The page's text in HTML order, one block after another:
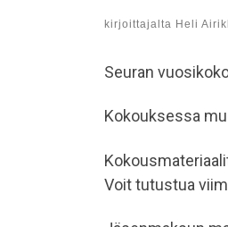
kirjoittajalta Heli
Seuran
Kokouksessa
Voit tutustua